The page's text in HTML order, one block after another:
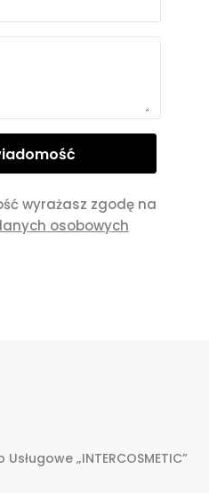
wyrażasz zgodę na
osobowych
„INTERCOSMETIC”